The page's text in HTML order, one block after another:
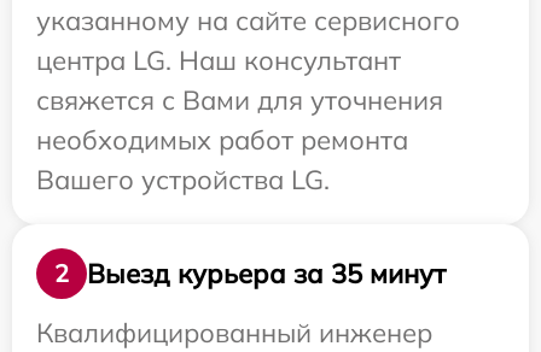
указанному на сайте сервисного
центра LG. Наш консультант
свяжется с Вами для уточнения
необходимых работ ремонта
Вашего устройства LG.
2
Выезд курьера за 35 минут
Квалифицированный инженер